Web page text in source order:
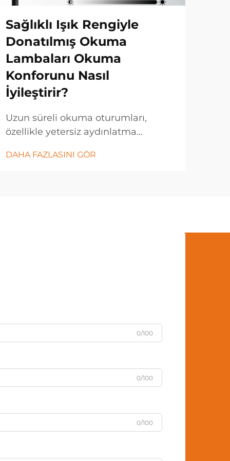
Sağlıklı Işık Rengiyle
Donatılmış Okuma
Lambaları Okuma
Konforunu Nasıl
İyileştirir?
Uzun süreli okuma oturumları,
özellikle yetersiz aydınlatma
yorgunluğuna, baş ağrısına ve
DAHA FAZLASINI GÖR
0/100
0/100
0/100